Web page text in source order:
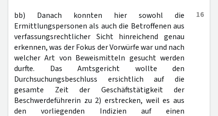
16
bb) Danach konnten hier sowohl die
Ermittlungspersonen als auch die Betroffenen aus
verfassungsrechtlicher Sicht hinreichend genau
erkennen, was der Fokus der Vorwürfe war und nach
welcher Art von Beweismitteln gesucht werden
durfte. Das Amtsgericht wollte den
Durchsuchungsbeschluss ersichtlich auf die
gesamte Zeit der Geschäftstätigkeit der
Beschwerdeführerin zu 2) erstrecken, weil es aus
den vorliegenden Indizien auf einen